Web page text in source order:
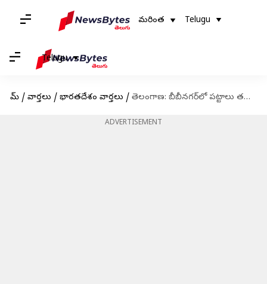
మరింత Telugu
Telugu
హోమ్ / వార్తలు / భారతదేశం వార్తలు / తెలంగాణ: బీబీనగర్‌లో పట్టాలు తప్పిన గోదావరి ఎక్స్‌ప్రెస్
ADVERTISEMENT